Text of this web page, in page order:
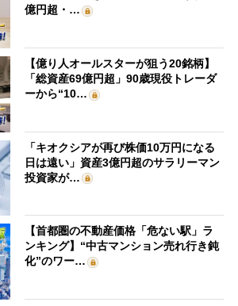
億円超・…
【億り人オールスターが狙う20銘柄】
「総資産69億円超」90歳現役トレーダ
ーから“10…
「キオクシアが再び株価10万円になる
日は遠い」資産3億円超のサラリーマン
投資家が…
【首都圏の不動産価格「危ない駅」ラ
ンキング】“中古マンション売れ行き鈍
化”のワー…